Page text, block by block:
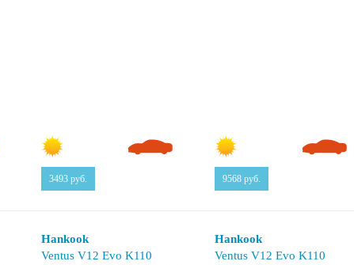
3493руб. 9568 руб.
Hankook
Ventus V12 Evo K110
Hankook
Ventus V12 Evo K110